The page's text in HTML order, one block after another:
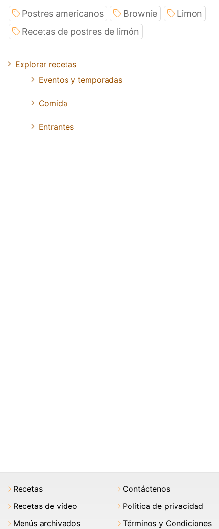
Postres americanos Brownie
Limon
Recetas de postres de limón
Explorar recetas
Eventos y temporadas
Comida
Entrantes
Recetas
Recetas de vídeo
Menús archivados
Contáctenos
Política de privacidad
Términos y Condiciones